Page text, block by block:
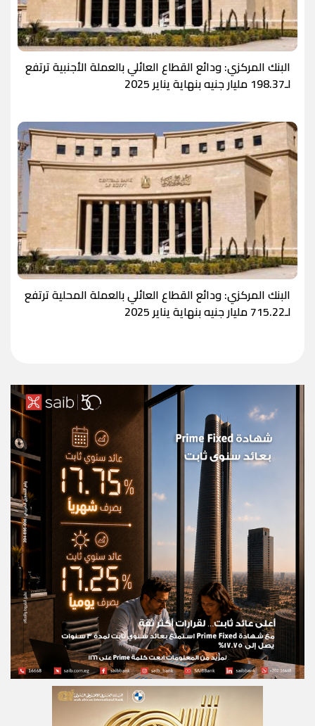
البنك المركزي: ودائع القطاع العائلي بالعملة الأجنبية ترتفع
لـ198.37 مليار جنيه بنهاية يناير 2025
البنك المركزي: ودائع القطاع العائلي بالعملة المحلية ترتفع
لـ715.22 مليار جنيه بنهاية يناير 2025